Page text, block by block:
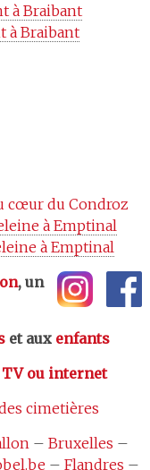
à Braibant
à Braibant
cœur du Condroz
à Emptinal
à Emptinal
, un
et aux enfants
TV ou internet
cimetières
– Bruxelles –
– Flandres –